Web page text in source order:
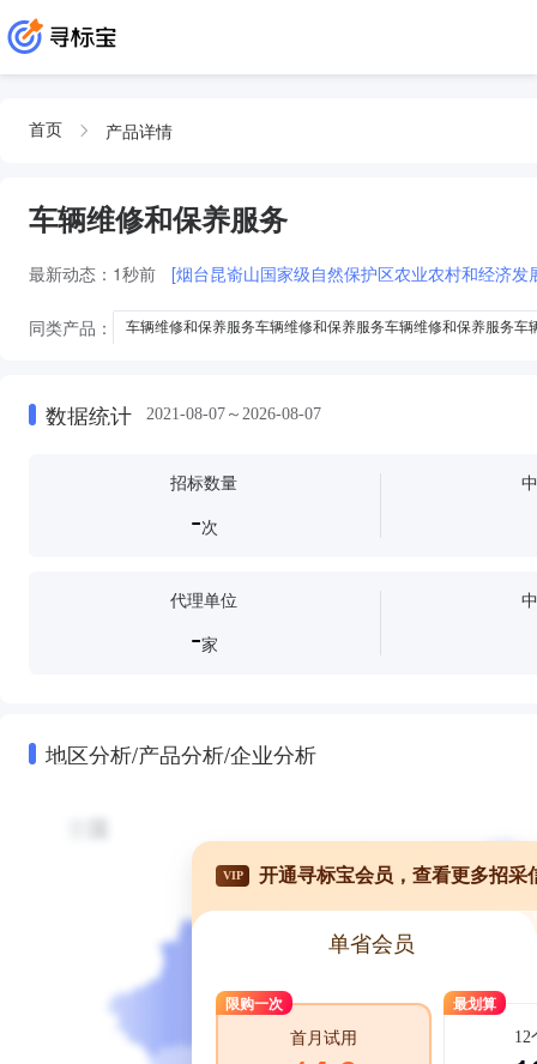
首页 产品详情
车辆维修和保养服务
最新动态： 1秒前 [烟台昆嵛山国家级自然保护区农业农村和经济
同类产品： 车辆维修和保养服务车辆维修和保养服务车辆维修和保养服务
车辆维修和保养服务车辆维修和保养服务车辆维修和保养服务
数据统计 2021-08-07～2026-08-07
招标数量
-次
代理单位
-家
地区分析/产品分析/企业分析
VIP 开通寻标宝会员，查看更多招采
单省会员
限购一次
首月试用
最划算
12